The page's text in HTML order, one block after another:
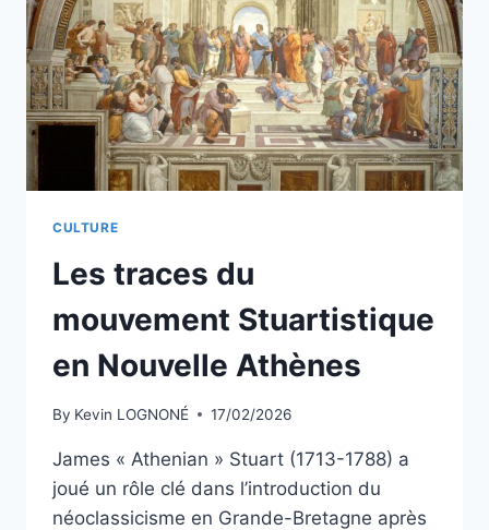
CULTURE
Les traces du
mouvement Stuartistique
en Nouvelle Athènes
By Kevin LOGNONÉ 17/02/2026
James « Athenian » Stuart (1713-1788) a
joué un rôle clé dans l’introduction du
néoclassicisme en Grande-Bretagne après